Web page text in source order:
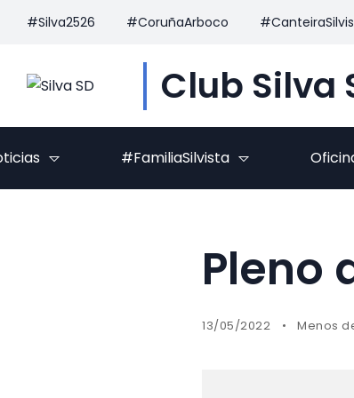
#Silva2526 #CoruñaArboco
Club Silva
#FamiliaSilvista
Pleno
13/05/2022 Menos